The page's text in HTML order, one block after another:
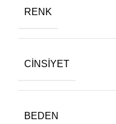
RENK
CINSIYET
BEDEN